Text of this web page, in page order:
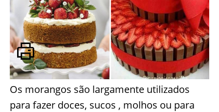
Os morangos são largamente utilizados
para fazer doces, sucos , molhos ou para